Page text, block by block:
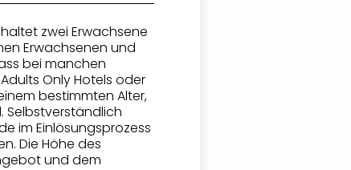
zwei Erwachsene
Erwachsenen und
bei manchen
Only Hotels oder
bestimmten Alter,
Selbstverständlich
im Einlösungsprozess
Die Höhe des
und dem